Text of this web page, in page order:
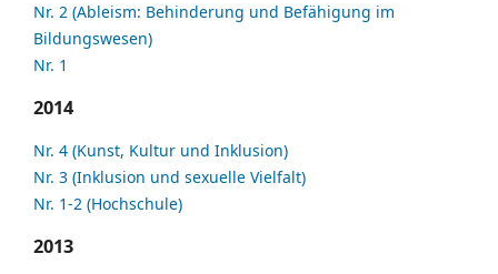
Nr. 2 (Ableism: Behinderung und Befähigung im
Bildungswesen)
Nr. 1
2014
Nr. 4 (Kunst, Kultur und Inklusion)
Nr. 3 (Inklusion und sexuelle Vielfalt)
Nr. 1-2 (Hochschule)
2013